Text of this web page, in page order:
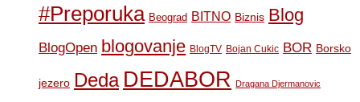
#Preporuka Beograd BITNO Biznis Blog
BlogOpen blogovanje BlogTV Bojan Cukic BOR Borsko
jezero Deda DEDABOR Dragana Djermanovic